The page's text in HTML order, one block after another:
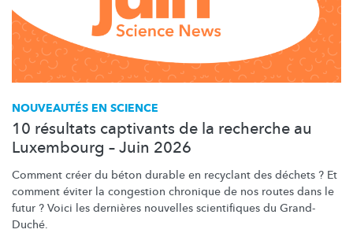
NOUVEAUTÉS EN SCIENCE
10 résultats captivants de la recherche au
Luxembourg – Juin 2026
Comment créer du béton durable en recyclant des déchets ? Et
comment éviter la congestion chronique de nos routes dans le
futur ? Voici les dernières nouvelles scientifiques du Grand-
Duché.